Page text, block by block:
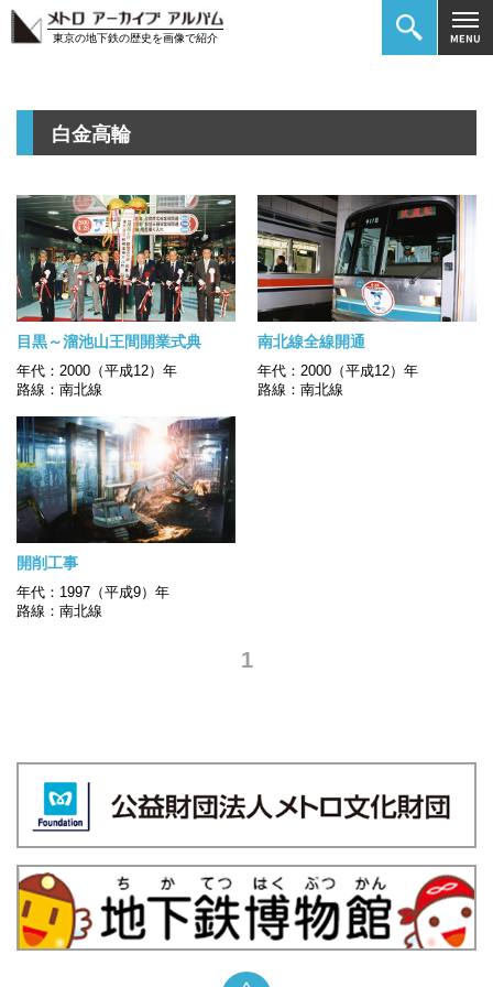
東京の地下鉄の歴史を画像で紹介
白金高輪
目黒～溜池山王間開業式典
年代：2000（平成12）年
路線：南北線
南北線全線開通
年代：2000（平成12）年
路線：南北線
開削工事
年代：1997（平成9）年
路線：南北線
1